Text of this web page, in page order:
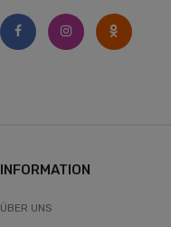
INFORMATION
ÜBER UNS